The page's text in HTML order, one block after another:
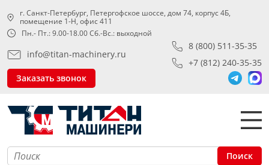
г. Санкт-Петербург, Петергофское шоссе, дом 74, корпус 4Б,
помещение 1-Н, офис 411
Пн.- Пт.: 9.00-18.00 Сб.-Вс.: выходной
info@titan-machinery.ru
8 (800) 511-35-35
+7 (812) 240-35-35
Заказать звонок
Поиск